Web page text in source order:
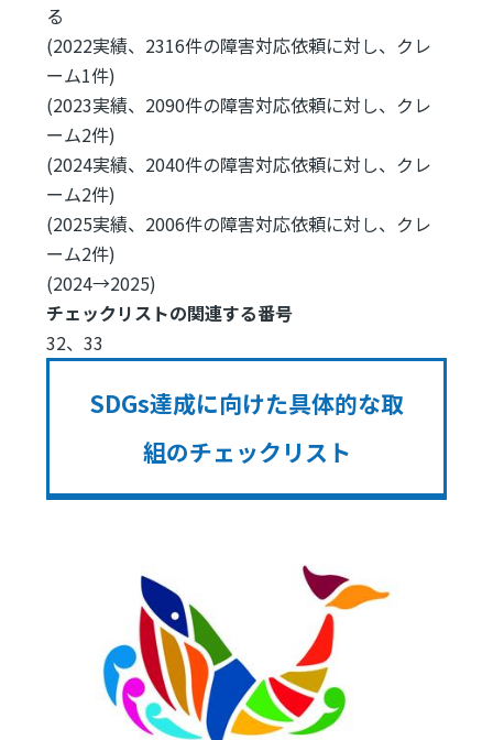
る
(2022実績、2316件の障害対応依頼に対し、クレ
ーム1件)
(2023実績、2090件の障害対応依頼に対し、クレ
ーム2件)
(2024実績、2040件の障害対応依頼に対し、クレ
ーム2件)
(2025実績、2006件の障害対応依頼に対し、クレ
ーム2件)
(2024→2025)
チェックリストの関連する番号
32、33
SDGs達成に向けた具体的な取
組のチェックリスト